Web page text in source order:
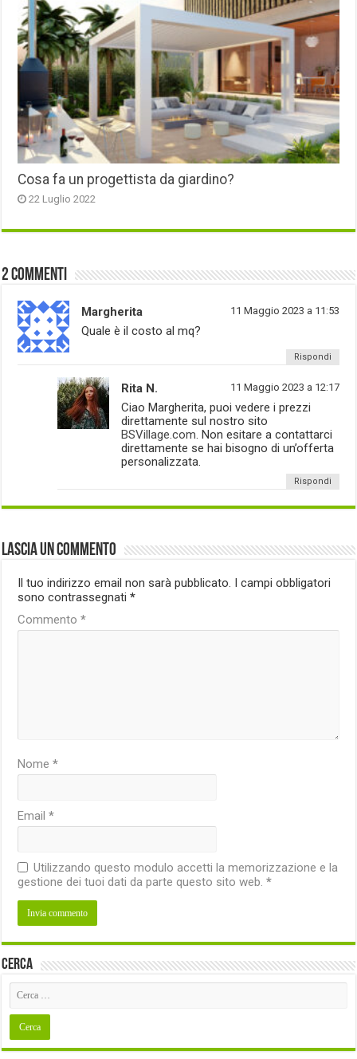
Cosa fa un progettista da giardino?
22 Luglio 2022
2 commenti
Margherita 11 Maggio 2023 a 11:53
Quale è il costo al mq?
Rispondi
Rita N. 11 Maggio 2023 a 12:17
Ciao Margherita, puoi vedere i prezzi
direttamente sul nostro sito
BSVillage.com. Non esitare a contattarci
direttamente se hai bisogno di un’offerta
personalizzata.
Rispondi
Lascia un commento
Il tuo indirizzo email non sarà pubblicato. I campi obbligatori
sono contrassegnati*
Commento*
Nome*
Email*
Utilizzando questo modulo accetti la memorizzazione e la
gestione dei tuoi dati da parte questo sito web.*
Cerca